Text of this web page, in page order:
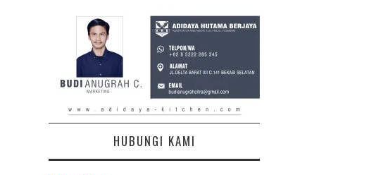
jendela alumunium hitam calssic
HUBUNGI KAMI